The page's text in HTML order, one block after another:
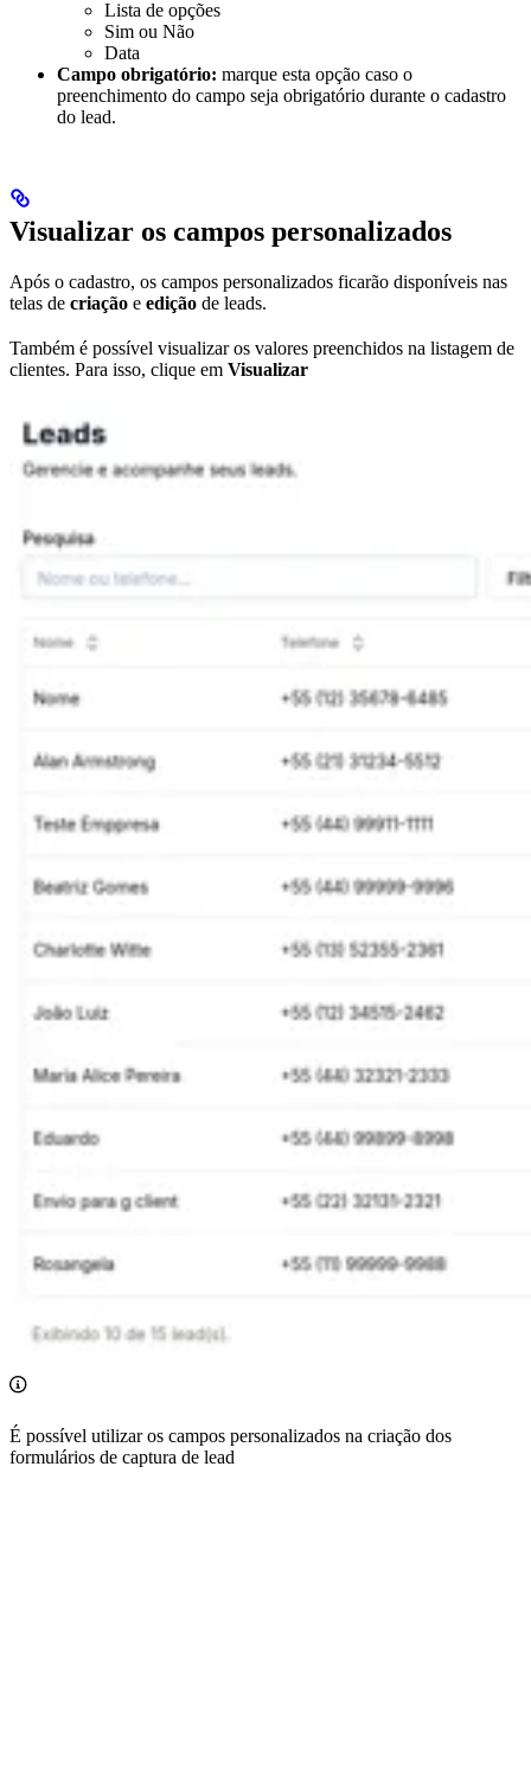
Lista de opções
Sim ou Não
Data
Campo obrigatório: marque esta opção caso o
preenchimento do campo seja obrigatório durante o cadastro
do lead.
Visualizar os campos personalizados
Após o cadastro, os campos personalizados ficarão disponíveis nas
telas de criação e edição de leads.
Também é possível visualizar os valores preenchidos na listagem de
clientes. Para isso, clique em Visualizar
É possível utilizar os campos personalizados na criação dos
formulários de captura de lead